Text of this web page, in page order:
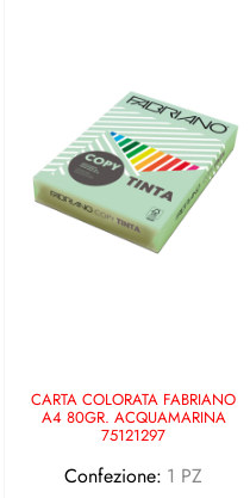
CARTA COLORATA FABRIANO
A4 80GR. ACQUAMARINA
75121297
Confezione: 1 PZ